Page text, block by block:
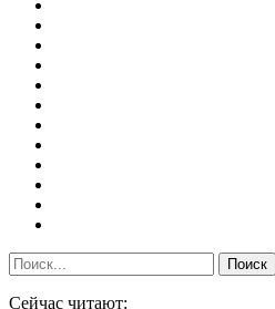
Сейчас читают: